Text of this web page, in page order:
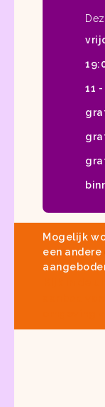
11 -
Mogelijk
een